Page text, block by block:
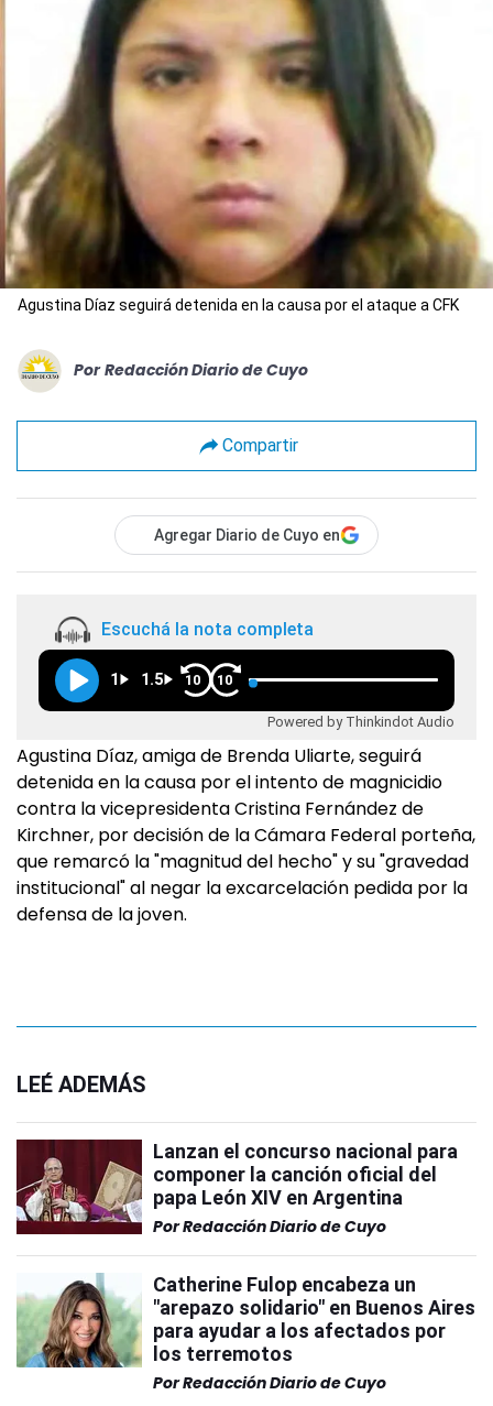
Agustina Díaz seguirá detenida en la causa por el ataque a CFK
Por Redacción Diario de Cuyo
Compartir
Agregar Diario de Cuyo en
Escuchá la nota completa
1 1.5 10 10
Powered by Thinkindot Audio
Agustina Díaz, amiga de Brenda Uliarte, seguirá
detenida en la causa por el intento de magnicidio
contra la vicepresidenta Cristina Fernández de
Kirchner, por decisión de la Cámara Federal porteña,
que remarcó la "magnitud del hecho" y su "gravedad
institucional" al negar la excarcelación pedida por la
defensa de la joven.
LEÉ ADEMÁS
Lanzan el concurso nacional para
componer la canción oficial del
papa León XIV en Argentina
PorRedacción Diario de Cuyo
Catherine Fulop encabeza un
"arepazo solidario" en Buenos Aires
para ayudar a los afectados por
los terremotos
PorRedacción Diario de Cuyo